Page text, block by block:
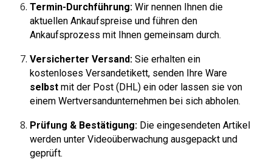
Termin-Durchführung: Wir nennen Ihnen die
aktuellen Ankaufspreise und führen den
Ankaufsprozess mit Ihnen gemeinsam durch.
Versicherter Versand: Sie erhalten ein
kostenloses Versandetikett, senden Ihre Ware
selbst mit der Post (DHL) ein oder lassen sie von
einem Wertversandunternehmen bei sich abholen.
Prüfung & Bestätigung: Die eingesendeten Artikel
werden unter Videoüberwachung ausgepackt und
geprüft.